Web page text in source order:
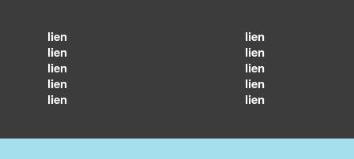
lien
lien
lien
lien
lien
lien
lien
lien
lien
lien